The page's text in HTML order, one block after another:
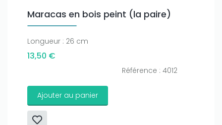
Maracas en bois peint (la paire)
Longueur : 26 cm
13,50 €
Référence : 4012
Ajouter au panier